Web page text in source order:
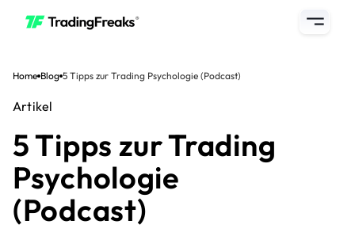
Home Blog 5 Tipps zur Trading Psychologie (Podcast)
Artikel
5 Tipps zur Trading
Psychologie
(Podcast)